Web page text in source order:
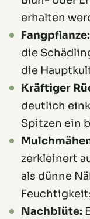
erhalten
Fangpflanze:
die
die
Kräftiger
deutlich
Spitzen ein
zerkleinert
als dünne
Nachblüte: